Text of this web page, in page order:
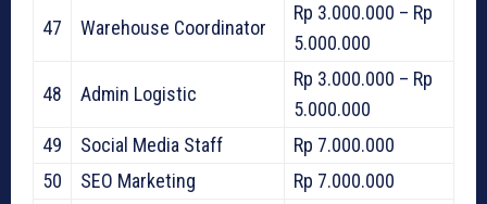
47 Warehouse Coordinator
Rp 3.000.000 – Rp
5.000.000
48 Admin Logistic
Rp 3.000.000 – Rp
5.000.000
49
Social Media Staff
Rp 7.000.000
50
SEO Marketing Rp 7.000.000